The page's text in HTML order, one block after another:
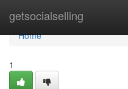
getsocialselling
Home
Home
1